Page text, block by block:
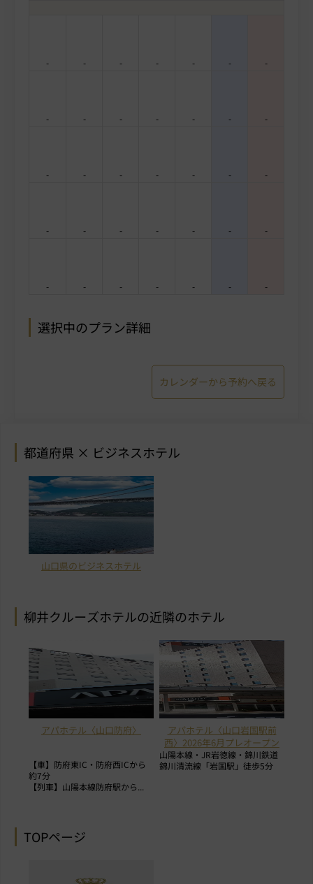
- - - - - - -
- - - - - - -
- - - - - - -
- - - - - - -
- - - - - - -
選択中のプラン詳細
カレンダーから予約へ戻る
都道府県 × ビジネスホテル
山口県のビジネスホテル
柳井クルーズホテルの近隣のホテル
アパホテル〈山口防府〉
【車】防府東IC・防府西ICから
約7分
【列車】山陽本線防府駅から...
アパホテル〈山口岩国駅前
西〉2026年6月プレオープン
山陽本線・JR岩徳線・錦川鉄道
錦川清流線「岩国駅」徒歩5分
TOPページ